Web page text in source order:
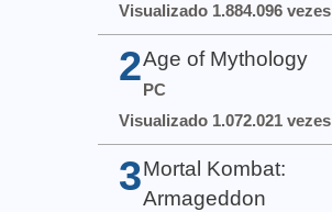
Visualizado 1.884.096 vezes
2Age of Mythology
PC
Visualizado 1.072.021 vezes
3 Mortal Kombat:
Armageddon